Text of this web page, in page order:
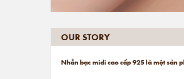
OUR STORY
Nhẫn bạc midi cao cấp 925 là một sản